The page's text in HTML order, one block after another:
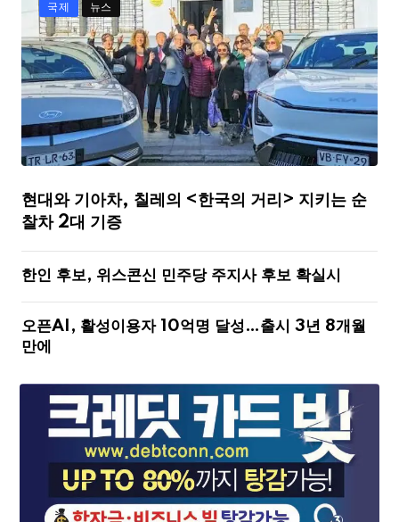
국제 뉴스
현대와 기아차, 칠레의 <한국의 거리> 지키는 순
찰차 2대 기증
한인 후보, 위스콘신 민주당 주지사 후보 확실시
오픈AI, 활성이용자 10억명 달성…출시 3년 8개월
만에